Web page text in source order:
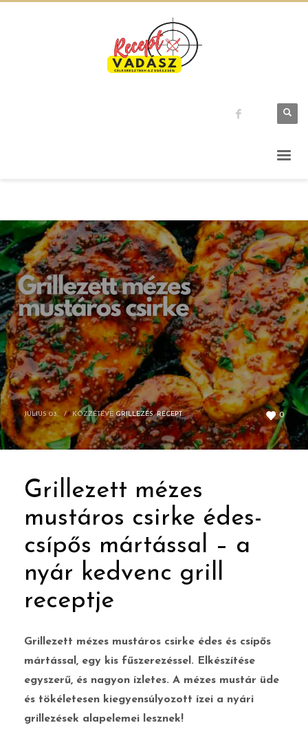
0
JÚLIUS 03, / KÖZZÉTÉVEGRILLEZÉS,RECEPT
Grillezett mézes
mustáros csirke édes-
csípős mártással – a
nyár kedvenc grill
receptje
Grillezett mézes mustáros csirke édes és csípős
mártással, egy kis fűszerezéssel. Elkészítése
egyszerű, és nagyon ízletes. A mézes mustár üde
és tökéletesen kiegyensúlyozott ízei a nyári
grillezések alapelemei lesznek!